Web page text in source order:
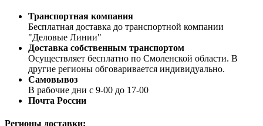
Транспортная компания
Бесплатная доставка до транспортной компании
"Деловые Линии"
Доставка собственным транспортом
Осуществляет бесплатно по Смоленской области. В
другие регионы обговаривается индивидуально.
Самовывоз
В рабочие дни с 9-00 до 17-00
Почта России
Регионы доставки: